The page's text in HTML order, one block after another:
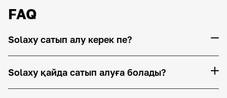
FAQ
Solaxy сатып алу керек пе?
Solaxy қайда сатып алуға болады?